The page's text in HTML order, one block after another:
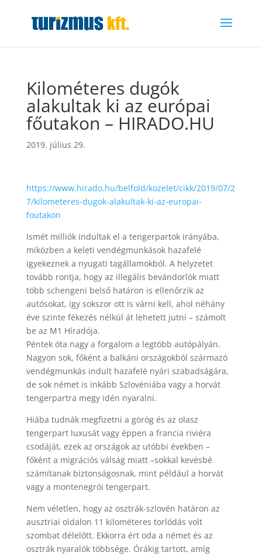
Kilométeres dugók
alakultak ki az európai
főutakon – HIRADO.HU
2019. július 29.
https://www.hirado.hu/belfold/kozelet/cikk/2019/07/2
7/kilometeres-dugok-alakultak-ki-az-europai-
foutakon
Ismét milliók indultak el a tengerpartok irányába,
miközben a keleti vendégmunkások hazafelé
igyekeznek a nyugati tagállamokból. A helyzetet
tovább rontja, hogy az illegális bevándorlók miatt
több schengeni belső határon is ellenőrzik az
autósokat, így sokszor ott is várni kell, ahol néhány
éve szinte fékezés nélkül át lehetett jutni – számolt
be az M1 Híradója.
Péntek óta nagy a forgalom a legtöbb autópályán.
Nagyon sok, főként a balkáni országokból származó
vendégmunkás indult hazafelé nyári szabadságára,
de sok német is inkább Szlovéniába vagy a horvát
tengerpartra megy idén nyaralni.
Hiába tudnák megfizetni a görög és az olasz
tengerpart luxusát vagy éppen a francia riviéra
csodáját, ezek az országok az utóbbi években –
főként a migrációs válság miatt –sokkal kevésbé
számítanak biztonságosnak, mint például a horvát
vagy a montenegrói tengerpart.
Nem véletlen, hogy az osztrák-szlovén határon az
ausztriai oldalon 11 kilométeres torlódás volt
szombat délelőtt. Ekkorra ért oda a német és az
osztrák nyaralók többsége. Órákig tartott, amíg